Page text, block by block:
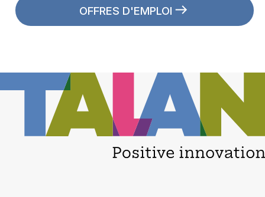
OFFRES D'EMPLOI